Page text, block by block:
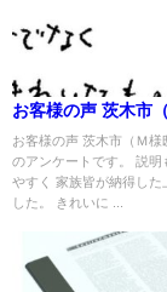
お客様の声 茨木市
お客様の声 茨木市（Ｍ様
のアンケートです。 説明
やすく 家族皆が納得した
した。 きれいに ...